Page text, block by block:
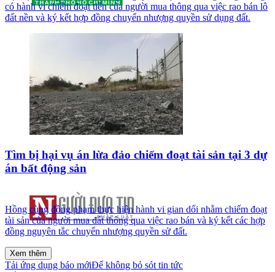
có hành vi chiếm đoạt tiền của người mua thông qua việc rao bán lô
đất nền và ký kết hợp đồng chuyển nhượng quyền sử dụng đất.
Tìm bị hại vụ án lừa đảo chiếm đoạt tài sản tại 3 dự
án bất động sản
Hồng cùng đồng phạm thực hiện hành vi gian dối nhằm chiếm đoạt
tài sản của người mua đất thông qua việc rao bán và ký kết các hợp
đồng nguyên tắc chuyển nhượng quyền sử đất.
Xem thêm
Tải ứng dụng báo mớiĐể không bỏ sót tin tức